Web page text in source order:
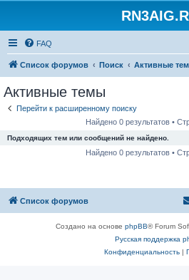
FAQ
Список форумов Поиск Активные
Активные темы
Перейти к расширенному поиску
Найдено 0 результатов •
Подходящих тем или сообщений не найдено.
Найдено 0 результатов •
Список форумов
Создано на основе phpBB® Forum
Русская поддержка
Конфиденциальность|